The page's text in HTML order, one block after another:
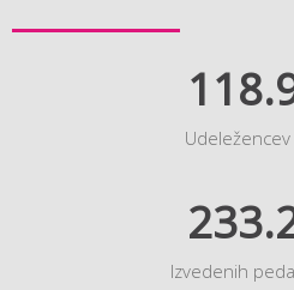
Izvedenih